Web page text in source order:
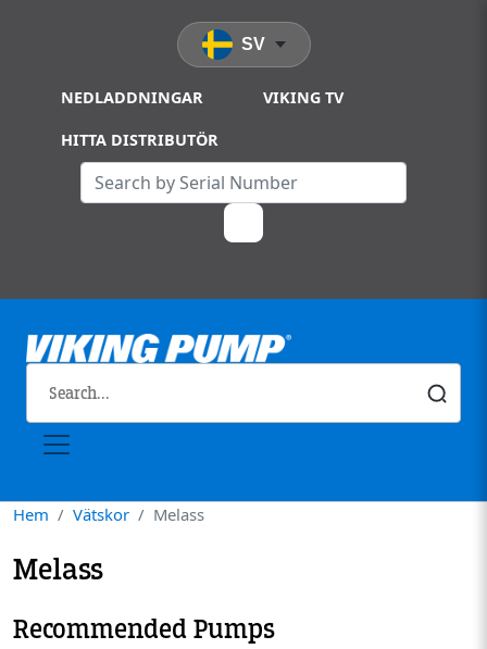
NEDLADDNINGAR VIKING TV
HITTA DISTRIBUTÖR
SV
Hem Vätskor Melass
Melass
Recommended Pumps